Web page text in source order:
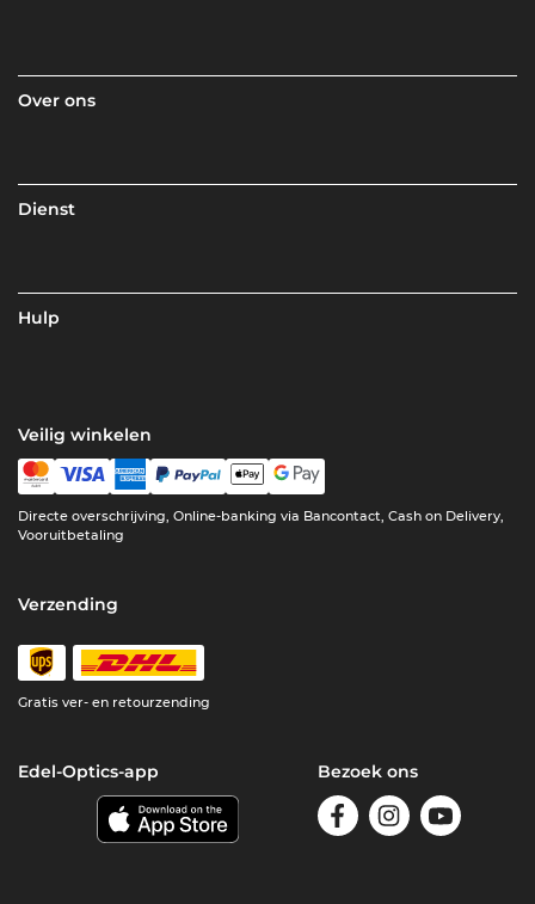
Over ons
Dienst
Hulp
Veilig winkelen
Directe overschrijving, Online-banking via Bancontact, Cash on Delivery,
Vooruitbetaling
Verzending
Gratis ver- en retourzending
Edel-Optics-app Bezoek ons